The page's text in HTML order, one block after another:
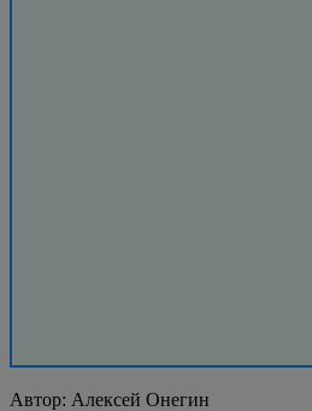
Автор: Алексей Онегин